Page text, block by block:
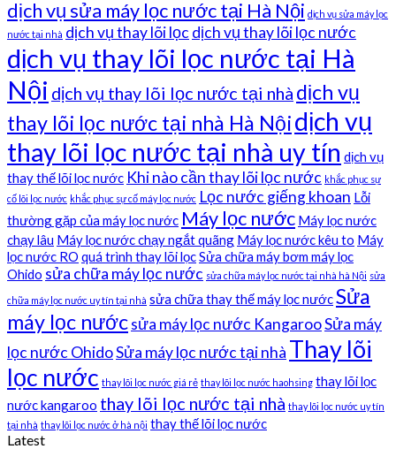
dịch vụ sửa máy lọc nước tại Hà Nội dịch vụ sửa máy lọc
nước tại nhà dịch vụ thay lõi lọc dịch vụ thay lõi lọc nước
dịch vụ thay lõi lọc nước tại Hà
Nội dịch vụ thay lõi lọc nước tại nhà dịch vụ
thay lõi lọc nước tại nhà Hà Nộidịch vụ
thay lõi lọc nước tại nhà uy tín dịch vụ
thay thế lõi lọc nước Khi nào cần thay lõi lọc nước khắc phục sự
cố lõi lọc nước khắc phục sự cố máy lọc nước Lọc nước giếng khoan Lỗi
thường gặp của máy lọc nước Máy lọc nước Máy lọc nước
chạy lâu Máy lọc nước chạy ngắt quãng Máy lọc nước kêu to Máy
lọc nước RO quá trình thay lõi lọcSửa chữa máy bơm máy lọc
Ohido sửa chữa máy lọc nước sửa chữa máy lọc nước tại nhà hà Nội sửa
chữa máy lọc nước uy tín tại nhà sửa chữa thay thế máy lọc nướcSửa
máy lọc nướcsửa máy lọc nước KangarooSửa máy
lọc nước OhidoSửa máy lọc nước tại nhà Thay lõi
lọc nước thay lõi lọc nước giá rẻ thay lõi lọc nước haohsing thay lõi lọc
nước kangaroo thay lõi lọc nước tại nhà thay lõi lọc nước uy tín
tại nhà thay lõi lọc nước ở hà nội thay thế lõi lọc nước
Latest